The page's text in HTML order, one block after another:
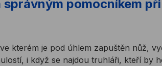
pomocníkem
kterém je pod úhlem zapuštěn nůž,
i když se najdou truhláři, kteří by